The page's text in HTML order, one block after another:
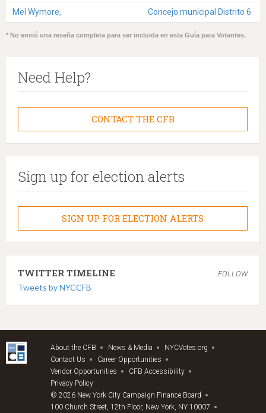
Mel Wymore,
Concejo municipal Distrito 6
* No envió una reseña completa para ser incluida en esta Guía para Votantes.
Need Help?
CONTACT THE CFB
Sign up for election alerts
SIGN UP FOR ELECTION ALERTS
TWITTER TIMELINE FOLLOW
Tweets by NYCCFB
About the CFB News & Media
NYCVotes.org
Contact Us
Career Opportunities
Vendor Opportunities
CFB Accessibility
Privacy Policy
© 2026 New York City Campaign Finance Board
100 Church Street, 12th Floor, New York, NY 10007